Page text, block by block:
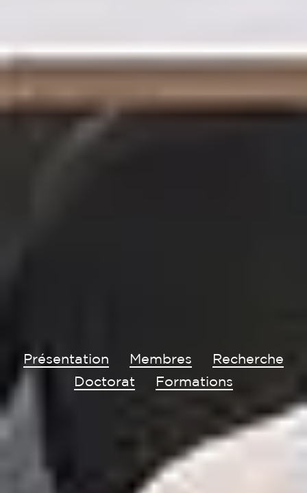
Présentation Membres
Recherche
Doctorat
Formations